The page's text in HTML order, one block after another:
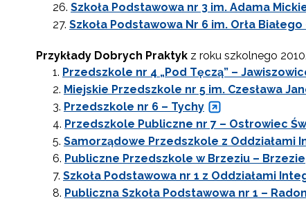
Szkoła Podstawowa nr 3 im. Adama
Szkoła Podstawowa Nr 6 im. Orła
Przykłady Dobrych Praktyk z roku szkolnego
Przedszkole nr 4 „Pod Tęczą” –
Miejskie Przedszkole nr 5 im. Czesława
Przedszkole nr 6 – Tychy
Przedszkole Publiczne nr 7 – Ostrowiec
Samorządowe Przedszkole z Oddziałami
Publiczne Przedszkole w Brzeziu – Brzezie
Szkoła Podstawowa nr 1 z Oddziałami
Publiczna Szkoła Podstawowa nr 1 –